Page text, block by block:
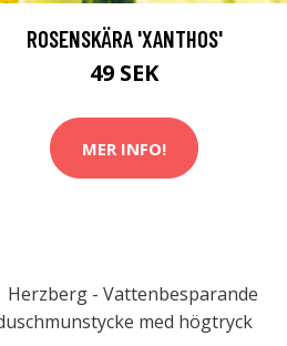
ROSENSKÄRA 'XANTHOS'
49 SEK
MER INFO!